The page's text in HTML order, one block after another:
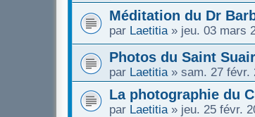
Méditation du Dr
par Laetitia » jeu. 03 mars
Photos du Saint
par Laetitia » sam. 27 févr.
La photographie du
par Laetitia » jeu. 25 févr.